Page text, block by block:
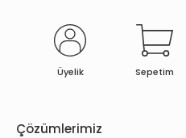
Üyelik Sepetim
Çözümlerimiz